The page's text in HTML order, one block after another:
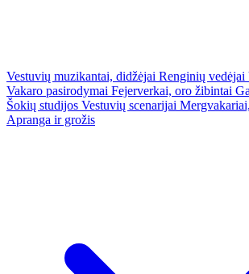
Vestuvių muzikantai, didžėjai Renginių vedėjai
Vakaro pasirodymai Fejerverkai, oro žibintai
Šokių studijos Vestuvių scenarijai
Apranga ir grožis